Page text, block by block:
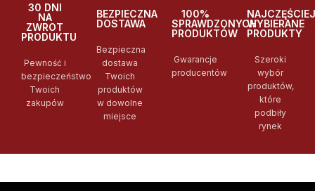
30 DNI
NA
ZWROT
PRODUKTU
Pewność i
bezpieczeństwo
Twoich
zakupów
BEZPIECZNA
DOSTAWA
Bezpieczna
dostawa
Twoich
produktów
w dowolne
miejsce
100%
SPRAWDZONYCH
PRODUKTÓW
Gwarancje
producentów
NAJCZĘŚCIEJ
WYBIERANE
PRODUKTY
Szeroki
wybór
produktów,
które
podbiły
rynek